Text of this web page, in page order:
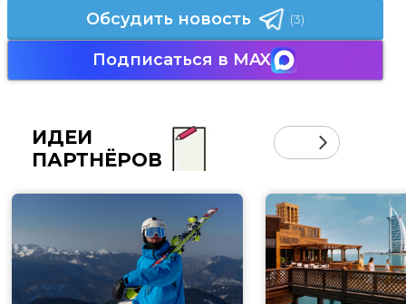
Обсудить новость (3)
Подписаться в MAX
ИДЕИ
ПАРТНЁРОВ